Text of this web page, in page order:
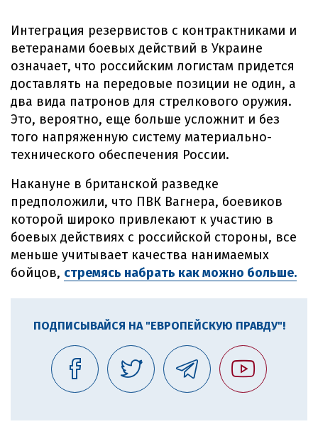
Интеграция резервистов с контрактниками и
ветеранами боевых действий в Украине
означает, что российским логистам придется
доставлять на передовые позиции не один, а
два вида патронов для стрелкового оружия.
Это, вероятно, еще больше усложнит и без
того напряженную систему материально-
технического обеспечения России.
Накануне в британской разведке
предположили, что ПВК Вагнера, боевиков
которой широко привлекают к участию в
боевых действиях с российской стороны, все
меньше учитывает качества нанимаемых
бойцов, стремясь набрать как можно больше.
ПОДПИСЫВАЙСЯ НА "ЕВРОПЕЙСКУЮ ПРАВДУ"!